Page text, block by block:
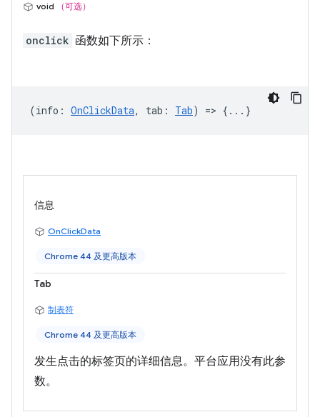
void （可选）
onclick 函数如下所示：
(info : OnClickData, tab : Tab) => {...}
信息
OnClickData
Chrome 44 及更高版本
Tab
制表符
Chrome 44 及更高版本
发生点击的标签页的详细信息。平台应用没有此参
数。